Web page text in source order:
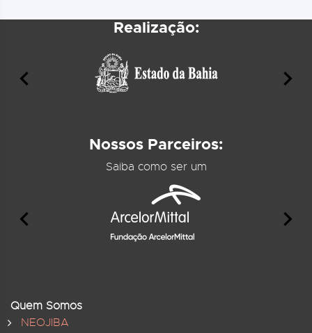
Realização:
Nossos Parceiros:
Saiba como ser um
Quem Somos
NEOJIBA